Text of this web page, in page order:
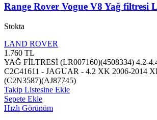
Range Rover Vogue V8 Yağ filtresi
Stokta
LAND ROVER
1.760 TL
YAĞ FİLTRESİ (LR007160)(4508334) 4.2-
C2C41611 - JAGUAR - 4.2 XK 2006-2014
(C2N3587)(AJ87745)
Takip Listesine Ekle
Sepete Ekle
Hızlı Görünüm